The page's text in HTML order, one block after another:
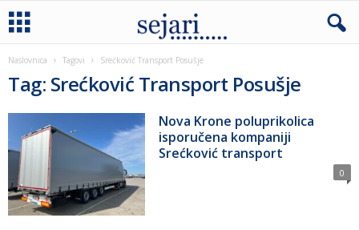
Naslovnica Tagovi Srećković Transport Posušje
Tag: Srećković Transport Posušje
Nova Krone poluprikolica
isporučena kompaniji
Srećković transport
0